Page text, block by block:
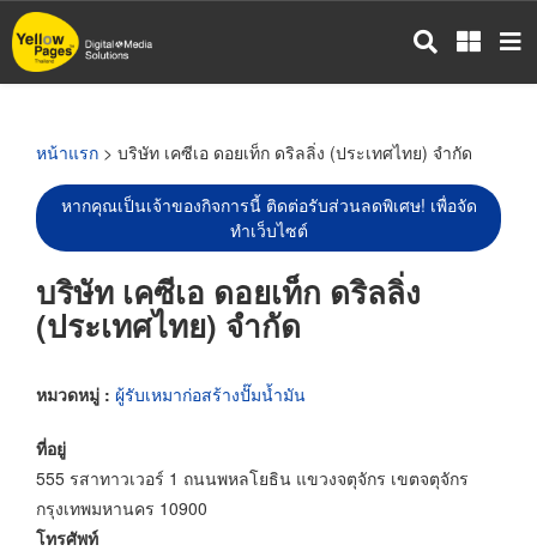
ข้าม
ไป
หน้าแรก > บริษัท เคซีเอ ดอยเท็ก ดริลลิ่ง (ประเทศไทย) จำกัด
หากคุณเป็นเจ้าของกิจการนี้ ติดต่อรับส่วนลดพิเศษ! เพื่อจัด
ทำเว็บไซต์
บริษัท เคซีเอ ดอยเท็ก ดริลลิ่ง
(ประเทศไทย) จำกัด
หมวดหมู่ : ผู้รับเหมาก่อสร้างปั๊มน้ำมัน
ที่อยู่
555 รสาทาวเวอร์ 1 ถนนพหลโยธิน แขวงจตุจักร เขตจตุจักร
กรุงเทพมหานคร 10900
โทรศัพท์